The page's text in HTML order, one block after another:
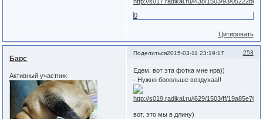
0
Цитировать
Поделиться 253
2015-03-11 23:19:17
Барс
Активный участник
Едем. вот эта фотка мне нра))
- Нужно бооольше воздухаа!!
вот. это мы в длину)